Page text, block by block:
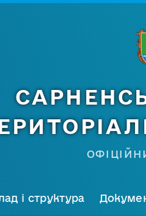
і структура